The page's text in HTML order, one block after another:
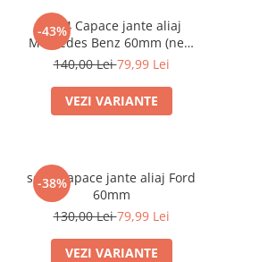
-43%
Set 4 Capace jante aliaj
Mercedes Benz 60mm (new
black) / (silver)
140,00 Lei79,99 Lei
VEZI VARIANTE
-38%
set 4 Capace jante aliaj Ford
60mm
130,00 Lei79,99 Lei
VEZI VARIANTE